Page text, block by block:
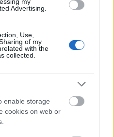
Advertising.
Use,
of my
with the
collected.
enable storage
cookies on web or
különlegessé teszi (és
a legkevésbé
hogy kifejezetten
még az
befordultabbnak tűnő
könnyedség.